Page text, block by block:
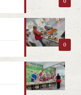
0